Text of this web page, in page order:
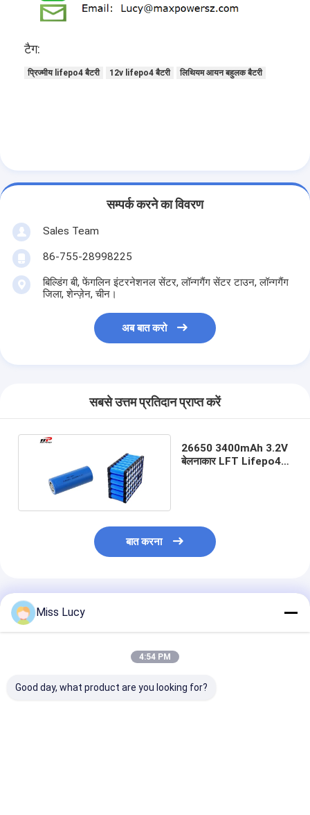
टैग:
प्रिज्मीय lifepo4 बैटरी 12v lifepo4 बैटरी लिथियम आयन बहुलक बैटरी
सम्पर्क करने का विवरण
Sales Team
86-755-28998225
बिल्डिंग बी, फेंगलिन इंटरनेशनल सेंटर, लॉन्गगैंग सेंटर टाउन, लॉन्गगैंग
जिला, शेन्ज़ेन, चीन।
अब बात करो
सबसे उत्तम प्रतिदान प्राप्त करें
26650 3400mAh 3.2V
बेलनाकार LFT Lifepo4
बात करना
अनुशंसित उत्पाद
Miss Lucy
4:54 PM
Good day, what product are you looking for?